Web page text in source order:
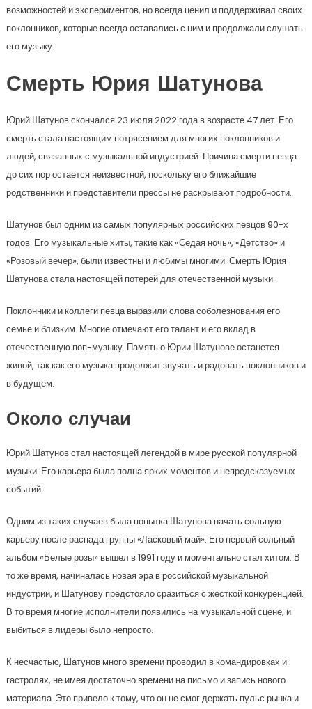
возможностей и экспериментов, но всегда ценил и поддерживал своих
поклонников, которые всегда оставались с ним и продолжали слушать
его музыку.
Смерть Юрия Шатунова
Юрий Шатунов скончался 23 июля 2022 года в возрасте 47 лет. Его
смерть стала настоящим потрясением для многих поклонников и
людей, связанных с музыкальной индустрией. Причина смерти певца
до сих пор остается неизвестной, поскольку его ближайшие
родственники и представители прессы не раскрывают подробности.
Шатунов был одним из самых популярных российских певцов 90-х
годов. Его музыкальные хиты, такие как «Седая ночь», «Детство» и
«Розовый вечер», были известны и любимы многими. Смерть Юрия
Шатунова стала настоящей потерей для отечественной музыки.
Поклонники и коллеги певца выразили слова соболезнования его
семье и близким. Многие отмечают его талант и его вклад в
отечественную поп-музыку. Память о Юрии Шатунове останется
живой, так как его музыка продолжит звучать и радовать поклонников и
в будущем.
Около случаи
Юрий Шатунов стал настоящей легендой в мире русской популярной
музыки. Его карьера была полна ярких моментов и непредсказуемых
событий.
Одним из таких случаев была попытка Шатунова начать сольную
карьеру после распада группы «Ласковый май». Его первый сольный
альбом «Белые розы» вышел в 1991 году и моментально стал хитом. В
то же время, начиналась новая эра в российской музыкальной
индустрии, и Шатунову предстояло сразиться с жесткой конкуренцией.
В то время многие исполнители появились на музыкальной сцене, и
выбиться в лидеры было непросто.
К несчастью, Шатунов много времени проводил в командировках и
гастролях, не имея достаточно времени на письмо и запись нового
материала. Это привело к тому, что он не смог держать пульс рынка и